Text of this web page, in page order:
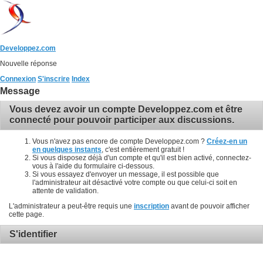
Developpez.com
Nouvelle réponse
Connexion S'inscrire Index
Message
Vous devez avoir un compte Developpez.com et être
connecté pour pouvoir participer aux discussions.
Vous n'avez pas encore de compte Developpez.com ? Créez-en un
en quelques instants , c'est entièrement gratuit !
Si vous disposez déjà d'un compte et qu'il est bien activé, connectez-
vous à l'aide du formulaire ci-dessous.
Si vous essayez d'envoyer un message, il est possible que
l'administrateur ait désactivé votre compte ou que celui-ci soit en
attente de validation.
L'administrateur a peut-être requis une inscription avant de pouvoir afficher
cette page.
S'identifier